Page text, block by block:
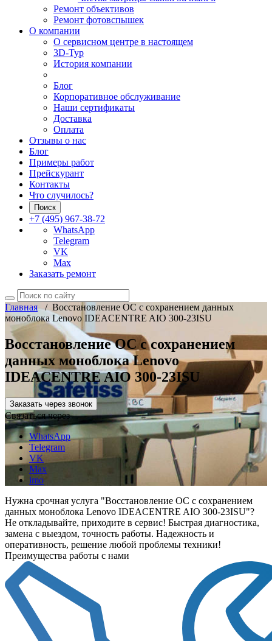
Ремонт объективов
Ремонт фотовспышек
О компании
О сервисном центре в настоящем
3D-Тур
История компании
Блог
Корпоративное обслуживание
Наши сертификаты
Доставка
Оплата
Отзывы о нас
Блог
Примеры работ
Прейскурант
Контакты
Что случилось?
Поиск
+7 (495) 967-38-72
WhatsApp
Telegram
VK
Max
Заказать ремонт
Главная/ Восстановление ОС с сохранением данных
моноблока Lenovo IDEACENTRE AIO 300-23ISU
Восстановление ОС с сохранением
данных моноблока Lenovo
IDEACENTRE AIO 300-23ISU
Заказать через звонок
Связаться через
WhatsApp
Telegram
VK
Max
imo
Нужна срочная услуга "Восстановление ОС с сохранением
данных моноблока Lenovo IDEACENTRE AIO 300-23ISU"?
Не откладывайте, приходите в сервис! Быстрая диагностика,
замена с выездом, точность работы. Надежность и
оперативность, решение любой проблемы техники!
Преимущества работы с нами